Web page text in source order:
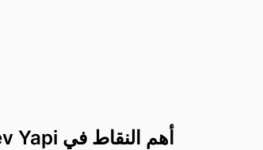
أهم النقاط في Forev Yapi